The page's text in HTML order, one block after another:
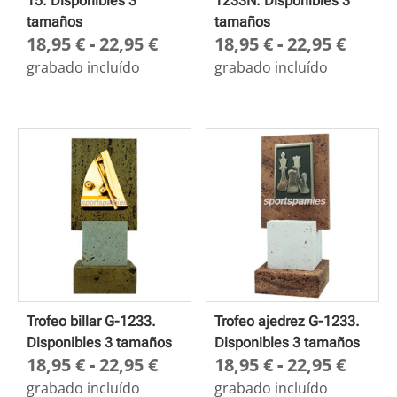
tamaños
18,95€-22,95€Rango
18,95 €
grabado incluído
tamaños
18,95€-22,95€
18,95
grabado incluído
Trofeo billar G-1233.
Disponibles 3 tamaños
18,95€-22,95€Rango
grabado incluído
Trofeo ajedrez G-1233.
Disponibles 3 tamaños
18,95€-22,95€
grabado incluído